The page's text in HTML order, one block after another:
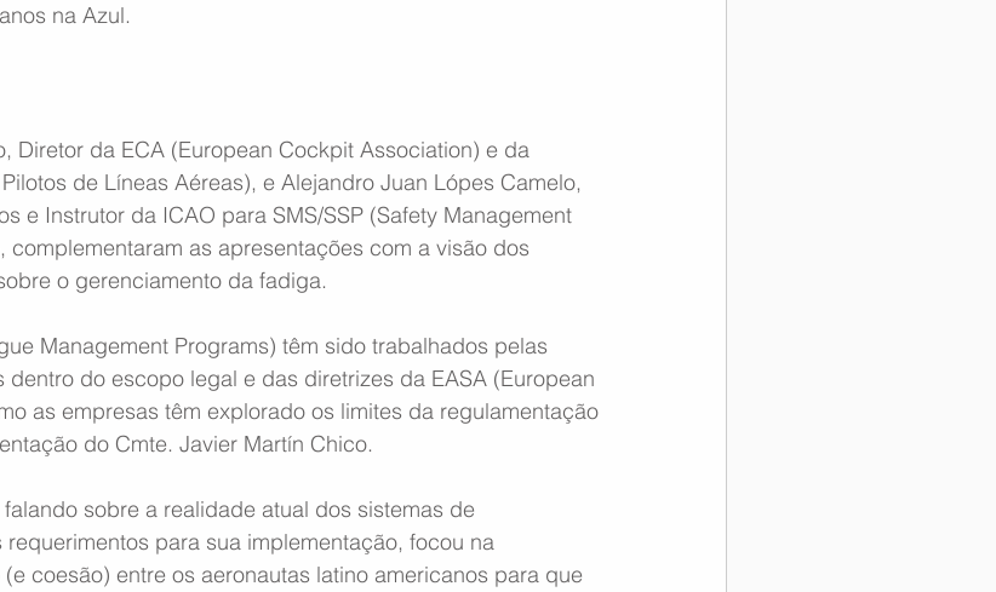
na Azul.
Diretor da ECA (European Cockpit Association) e da
de Líneas Aéreas), e Alejandro Juan Lópes Camelo,
e Instrutor da ICAO para SMS/SSP (Safety Management
complementaram as apresentações com a visão dos
o gerenciamento da fadiga.
Management Programs) têm sido trabalhados pelas
do escopo legal e das diretrizes da EASA (European
as empresas têm explorado os limites da regulamentação
do Cmte. Javier Martín Chico.
sobre a realidade atual dos sistemas de
para sua implementação, focou na
coesão) entre os aeronautas latino americanos para que